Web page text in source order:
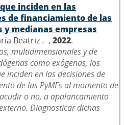
inciden en las
de financiamiento de las
y medianas empresas
Beatriz .- , 2022.
multidimensionales y de
como exógenas, los
inciden en las decisiones de
de las PyMEs al momento de
o no, a apalancamiento
Diagnosticar dichas